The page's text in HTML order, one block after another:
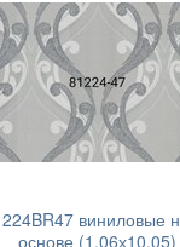
виниловые
основе (1,06х10,05)